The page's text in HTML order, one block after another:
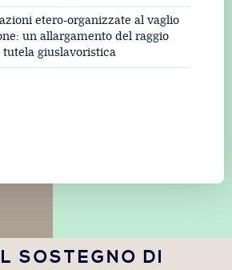
etero-organizzate al vaglio
un allargamento del raggio
tutela giuslavoristica
SOSTEGNO DI